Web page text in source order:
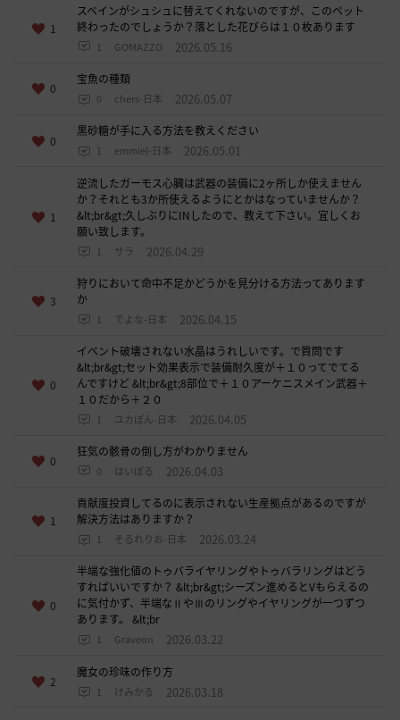
1
スベインがシュシュに替えてくれないのですが、このペット
終わったのでしょうか？落とした花びらは１０枚あります
1 GOMAZZO 2026.05.16
0
宝魚の種類
0 chers-日本 2026.05.07
0
黒砂糖が手に入る方法を教えください
1 emmiel-日本 2026.05.01
1
逆流したガーモス心臓は武器の装備に2ヶ所しか使えません
か？それとも3か所使えるようにとかはなっていませんか？
&lt;br&gt;久しぶりにINしたので、教えて下さい。宜しくお
願い致します。
1 サラ 2026.04.29
3
狩りにおいて命中不足かどうかを見分ける方法ってあります
か
1 でよな-日本 2026.04.15
0
イベント破壊されない水晶はうれしいです。で質問です
&lt;br&gt;セット効果表示で装備耐久度が＋１０ってでてる
んですけど &lt;br&gt;8部位で＋１０アーケニスメイン武器＋
１０だから＋２０
1 ユカぽん-日本 2026.04.05
0
狂気の骸骨の倒し方がわかりません
0 はいぽる 2026.04.03
1
貢献度投資してるのに表示されない生産拠点があるのですが
解決方法はありますか？
1 そるれりお-日本 2026.03.24
0
半端な強化値のトゥバライヤリングやトゥバラリングはどう
すればいいですか？ &lt;br&gt;シーズン進めるとVもらえるの
に気付かず、半端なⅡやⅢのリングやイヤリングが一つずつ
あります。 &lt;br
1 Graveon 2026.03.22
2
魔女の珍味の作り方
1 けみかる 2026.03.18